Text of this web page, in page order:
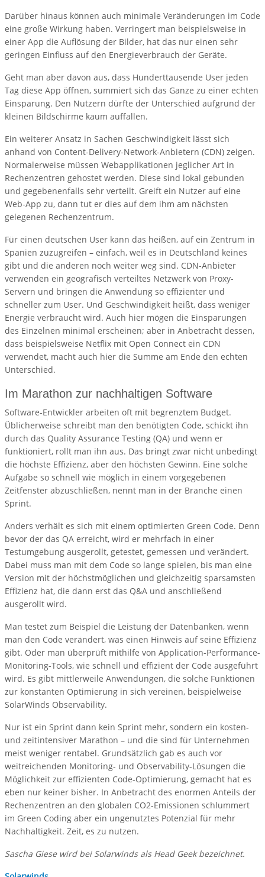
Darüber hinaus können auch minimale Veränderungen im Code
eine große Wirkung haben. Verringert man beispielsweise in
einer App die Auflösung der Bilder, hat das nur einen sehr
geringen Einfluss auf den Energieverbrauch der Geräte.
Geht man aber davon aus, dass Hunderttausende User jeden
Tag diese App öffnen, summiert sich das Ganze zu einer echten
Einsparung. Den Nutzern dürfte der Unterschied aufgrund der
kleinen Bildschirme kaum auffallen.
Ein weiterer Ansatz in Sachen Geschwindigkeit lässt sich
anhand von Content-Delivery-Network-Anbietern (CDN) zeigen.
Normalerweise müssen Webapplikationen jeglicher Art in
Rechenzentren gehostet werden. Diese sind lokal gebunden
und gegebenenfalls sehr verteilt. Greift ein Nutzer auf eine
Web-App zu, dann tut er dies auf dem ihm am nächsten
gelegenen Rechenzentrum.
Für einen deutschen User kann das heißen, auf ein Zentrum in
Spanien zuzugreifen – einfach, weil es in Deutschland keines
gibt und die anderen noch weiter weg sind. CDN-Anbieter
verwenden ein geografisch verteiltes Netzwerk von Proxy-
Servern und bringen die Anwendung so effizienter und
schneller zum User. Und Geschwindigkeit heißt, dass weniger
Energie verbraucht wird. Auch hier mögen die Einsparungen
des Einzelnen minimal erscheinen; aber in Anbetracht dessen,
dass beispielsweise Netflix mit Open Connect ein CDN
verwendet, macht auch hier die Summe am Ende den echten
Unterschied.
Im Marathon zur nachhaltigen Software
Software-Entwickler arbeiten oft mit begrenztem Budget.
Üblicherweise schreibt man den benötigten Code, schickt ihn
durch das Quality Assurance Testing (QA) und wenn er
funktioniert, rollt man ihn aus. Das bringt zwar nicht unbedingt
die höchste Effizienz, aber den höchsten Gewinn. Eine solche
Aufgabe so schnell wie möglich in einem vorgegebenen
Zeitfenster abzuschließen, nennt man in der Branche einen
Sprint.
Anders verhält es sich mit einem optimierten Green Code. Denn
bevor der das QA erreicht, wird er mehrfach in einer
Testumgebung ausgerollt, getestet, gemessen und verändert.
Dabei muss man mit dem Code so lange spielen, bis man eine
Version mit der höchstmöglichen und gleichzeitig sparsamsten
Effizienz hat, die dann erst das Q&A und anschließend
ausgerollt wird.
Man testet zum Beispiel die Leistung der Datenbanken, wenn
man den Code verändert, was einen Hinweis auf seine Effizienz
gibt. Oder man überprüft mithilfe von Application-Performance-
Monitoring-Tools, wie schnell und effizient der Code ausgeführt
wird. Es gibt mittlerweile Anwendungen, die solche Funktionen
zur konstanten Optimierung in sich vereinen, beispielweise
SolarWinds Observability.
Nur ist ein Sprint dann kein Sprint mehr, sondern ein kosten-
und zeitintensiver Marathon – und die sind für Unternehmen
meist weniger rentabel. Grundsätzlich gab es auch vor
weitreichenden Monitoring- und Observability-Lösungen die
Möglichkeit zur effizienten Code-Optimierung, gemacht hat es
eben nur keiner bisher. In Anbetracht des enormen Anteils der
Rechenzentren an den globalen CO2-Emissionen schlummert
im Green Coding aber ein ungenutztes Potenzial für mehr
Nachhaltigkeit. Zeit, es zu nutzen.
Sascha Giese wird bei Solarwinds als Head Geek bezeichnet.